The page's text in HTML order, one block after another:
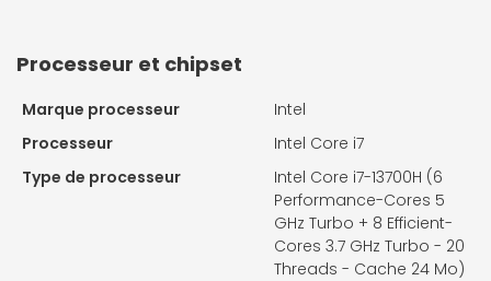
Processeur et chipset
Marque processeur
Intel
Processeur
Intel Core i7
Type de processeur
Intel Core i7-13700H (6
Performance-Cores 5
GHz Turbo + 8 Efficient-
Cores 3.7 GHz Turbo - 20
Threads - Cache 24 Mo)